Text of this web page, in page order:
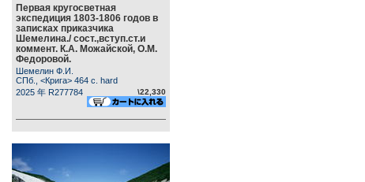
Первая кругосветная
экспедиция 1803-1806 годов в
записках приказчика
Шемелина./ сост.,вступ.ст.и
коммент. К.А. Можайской, О.М.
Федоровой.
Шемелин Ф.И.
СПб., <Крига> 464 c. hard
2025 年 R277784
\22,330